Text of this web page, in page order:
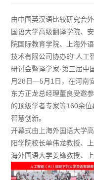
由中国英汉语比较研究会
国语大学高级翻译学院、
院国际教育学院、上海外
技术有限公司协办的“人工
研讨会暨译学家·第三届中
月28日—5月1日，在河南
东方正龙总经理董良受邀
的顶级学者专家等160余
智慧创新。
开幕式由上海外国语大学
阳学院校长单伟龙教授、
海外国语大学姜锋教授、